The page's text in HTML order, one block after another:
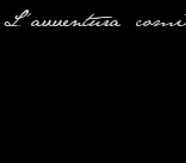
L'avventura